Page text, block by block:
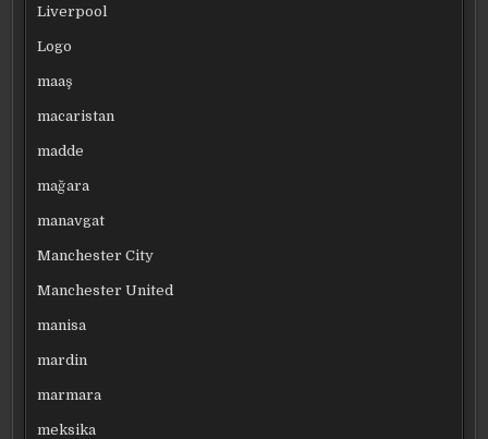
Liverpool
Logo
maaş
macaristan
madde
mağara
manavgat
Manchester City
Manchester United
manisa
mardin
marmara
meksika